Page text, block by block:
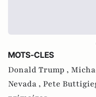
MOTS-CLES
Donald Trump ,
Nevada , Pete